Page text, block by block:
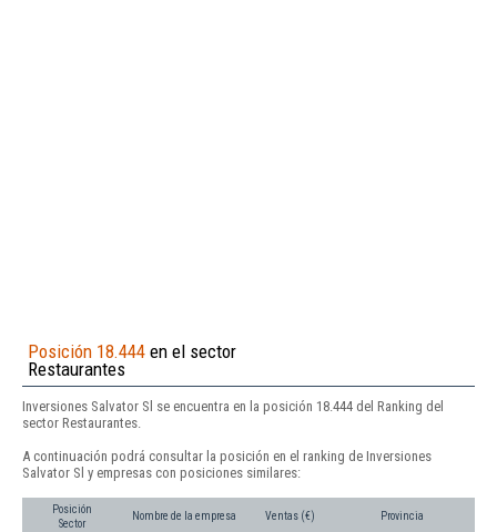
Posición 18.444 en el sector
Restaurantes
Inversiones Salvator Sl se encuentra en la posición 18.444 del Ranking del
sector Restaurantes.
A continuación podrá consultar la posición en el ranking de Inversiones
Salvator Sl y empresas con posiciones similares:
Posición
Sector
Nombre de la empresa Ventas (€) Provincia